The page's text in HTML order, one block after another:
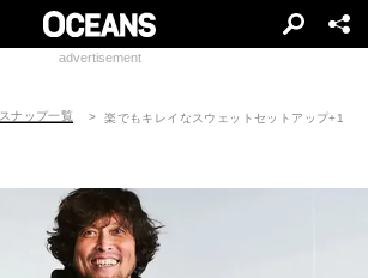
advertisement
スナップ一覧 楽でもキレイなスウェットセットアップ+1